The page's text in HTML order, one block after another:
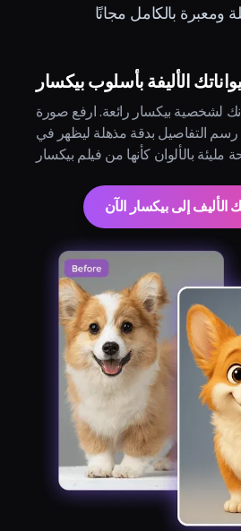
الأليفة بأسلوب بيكسار
لشخصية بيكسار رائعة. ارفع صورة
رسم التفاصيل بدقة مذهلة ليظهر في
الأليف إلى بيكسار الآن